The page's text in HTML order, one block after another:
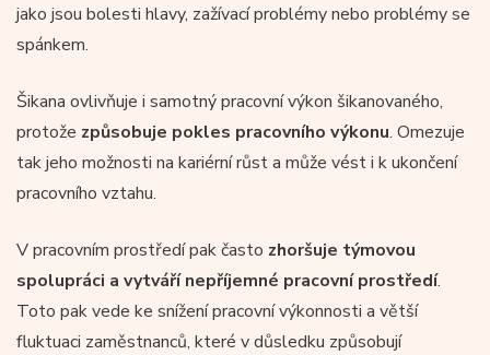
jako jsou bolesti hlavy, zažívací problémy nebo problémy se
spánkem.
Šikana ovlivňuje i samotný pracovní výkon šikanovaného,
protože způsobuje pokles pracovního výkonu. Omezuje
tak jeho možnosti na kariérní růst a může vést i k ukončení
pracovního vztahu.
V pracovním prostředí pak často zhoršuje týmovou
spolupráci a vytváří nepříjemné pracovní prostředí.
Toto pak vede ke snížení pracovní výkonnosti a větší
fluktuaci zaměstnanců, které v důsledku způsobují